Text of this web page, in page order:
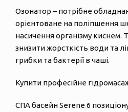
Озонатор – потрібне
орієнтоване на поліпшення
насичення організму киснем.
знизити жорсткість води та
грибки та бактерії в чаші.
Купити професійне
СПА басейн Serene 6